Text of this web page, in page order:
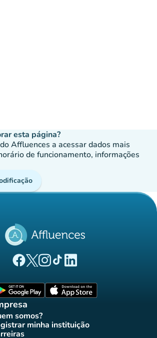
esta página?
Affluences a acessar dados mais
de funcionamento, informações
(novo separador)
(novo separador)
(novo separador)
(novo separador)
(novo separador)
somos?
(novo separador)
minha instituição
(novo separador)